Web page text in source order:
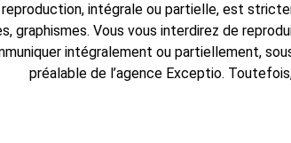
intégrale ou partielle, est
graphismes. Vous vous interdirez de
intégralement ou partiellement,
préalable de l’agence Exceptio.